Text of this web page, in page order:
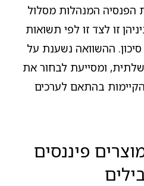
הפנסיה המנהלות מסלול
זו לצד זו לפי תשואות
סיכון. ההשוואה נשענת על
ומסייעת לבחור את
בהתאם לערכים
פיננסים